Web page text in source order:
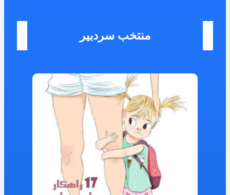
منتخب سردبیر